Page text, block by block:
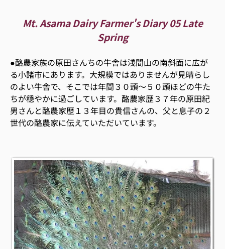
Mt. Asama Dairy Farmer's Diary 05 Late
Spring
●酪農家族の原田さんちの牛舎は浅間山の南斜面に広が
る小諸市にあります。大規模ではありませんが見晴らし
のよい牛舎で、そこでは年間３０頭〜５０頭ほどの牛た
ちが穏やかに過ごしています。酪農家歴３７年の原田紀
男さんと酪農家歴１３年目の貴信さんの、父と息子の２
世代の酪農家に伝えていただいています。